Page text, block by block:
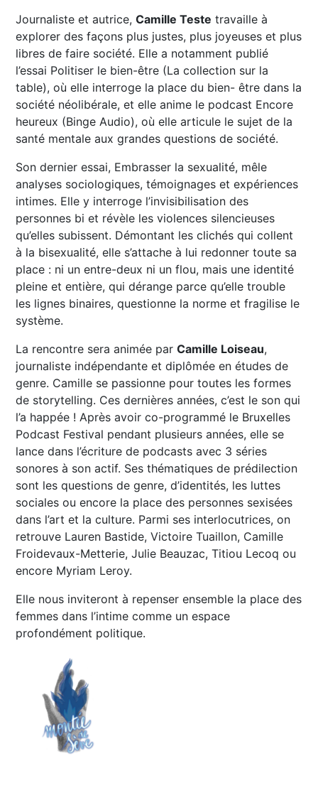
Journaliste et autrice,Camille Teste travaille à
explorer des façons plus justes, plus joyeuses et plus
libres de faire société. Elle a notamment publié
l’essai Politiser le bien-être (La collection sur la
table), où elle interroge la place du bien- être dans la
société néolibérale, et elle anime le podcast Encore
heureux (Binge Audio), où elle articule le sujet de la
santé mentale aux grandes questions de société.
Son dernier essai, Embrasser la sexualité, mêle
analyses sociologiques, témoignages et expériences
intimes. Elle y interroge l’invisibilisation des
personnes bi et révèle les violences silencieuses
qu’elles subissent. Démontant les clichés qui collent
à la bisexualité, elle s’attache à lui redonner toute sa
place : ni un entre-deux ni un flou, mais une identité
pleine et entière, qui dérange parce qu’elle trouble
les lignes binaires, questionne la norme et fragilise le
système.
La rencontre sera animée parCamille Loiseau,
journaliste indépendante et diplômée en études de
genre. Camille se passionne pour toutes les formes
de storytelling. Ces dernières années, c’est le son qui
l’a happée ! Après avoir co-programmé le Bruxelles
Podcast Festival pendant plusieurs années, elle se
lance dans l’écriture de podcasts avec 3 séries
sonores à son actif. Ses thématiques de prédilection
sont les questions de genre, d’identités, les luttes
sociales ou encore la place des personnes sexisées
dans l’art et la culture. Parmi ses interlocutrices, on
retrouve Lauren Bastide, Victoire Tuaillon, Camille
Froidevaux-Metterie, Julie Beauzac, Titiou Lecoq ou
encore Myriam Leroy.
Elle nous inviteront à repenser ensemble la place des
femmes dans l’intime comme un espace
profondément politique.